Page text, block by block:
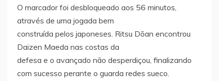
O marcador foi desbloqueado aos 56 minutos,
através de uma jogada bem
construída pelos japoneses. Ritsu Dōan encontrou
Daizen Maeda nas costas da
defesa e o avançado não desperdiçou, finalizando
com sucesso perante o guarda redes sueco.